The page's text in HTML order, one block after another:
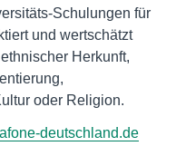
Schulungen für
und wertschätzt
Herkunft,
oder Religion.
deutschland.de